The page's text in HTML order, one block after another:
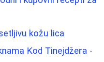
kožu lica
Kod Tinejdžera -